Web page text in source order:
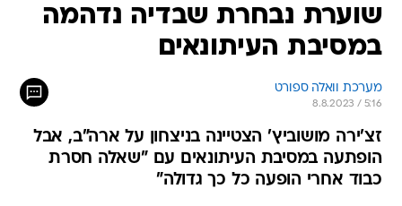
שוערת נבחרת שבדיה נדהמה
במסיבת העיתונאים
מערכת וואלה ספורט
8.8.2023 / 5:16
זצ'ירה מושוביץ' הצטיינה בניצחון על ארה"ב, אבל
הופתעה במסיבת העיתונאים עם "שאלה חסרת
כבוד אחרי הופעה כל כך גדולה"